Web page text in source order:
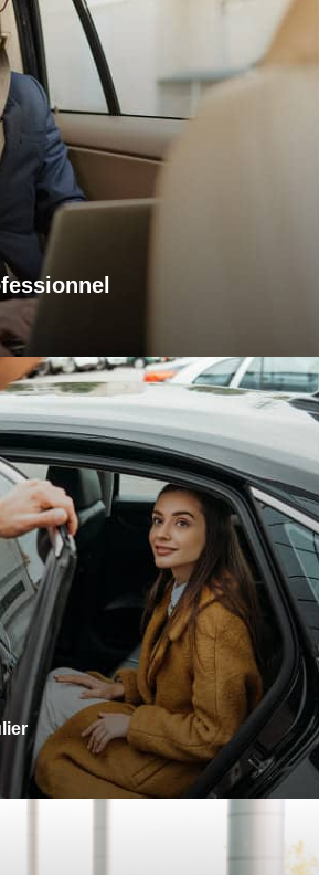
professionnels
un service de transport dédié aux
adapté à vos besoins et à vos
soit pour un rendez-vous, une réunion
profitez d’un service ponctuel, discret
et confortable.
particuliers
sortie en ville, une visite chez des
vous personnel, je vous accompagne
avec fiabilité et confort. Profitez d’un
à vos besoins, alliant ponctualité et
disponibilité.